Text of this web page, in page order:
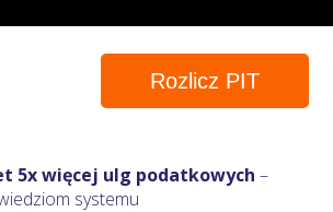
Rozlicz PIT
5x więcej ulg podatkowych–
systemu